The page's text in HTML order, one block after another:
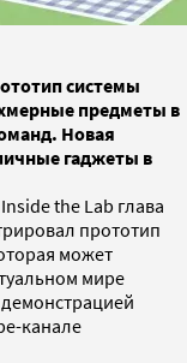
системы
предметы в
Новая
гаджеты в
the Lab глава
прототип
может
мире
канале